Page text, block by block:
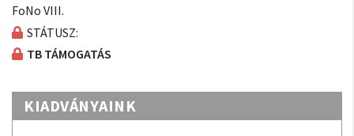
FoNo VIII.
STÁTUSZ:
TB TÁMOGATÁS
KIADVÁNYAINK